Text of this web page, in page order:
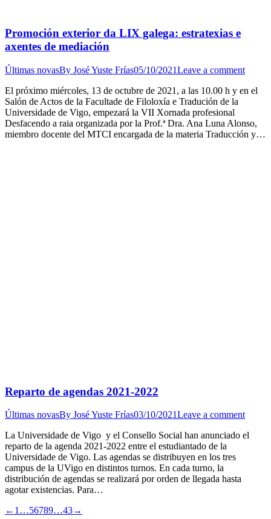
Promoción exterior da LIX galega: estratexias e
axentes de mediación
Últimas novasBy José Yuste Frías05/10/2021Leave a comment
El próximo miércoles, 13 de octubre de 2021, a las 10.00 h y en el
Salón de Actos de la Facultade de Filoloxía e Tradución de la
Universidade de Vigo, empezará la VII Xornada profesional
Desfacendo a raia organizada por la Prof.ª Dra. Ana Luna Alonso,
miembro docente del MTCI encargada de la materia Traducción y…
Reparto de agendas 2021-2022
Últimas novasBy José Yuste Frías03/10/2021Leave a comment
La Universidade de Vigo y el Consello Social han anunciado el
reparto de la agenda 2021-2022 entre el estudiantado de la
Universidade de Vigo. Las agendas se distribuyen en los tres
campus de la UVigo en distintos turnos. En cada turno, la
distribución de agendas se realizará por orden de llegada hasta
agotar existencias. Para…
← 1 …56789…43→